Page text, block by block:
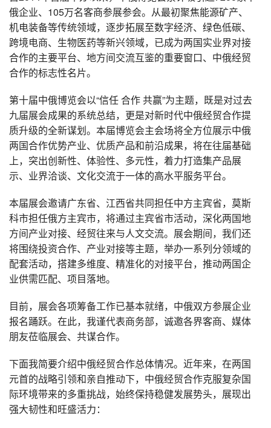
俄企业、105万名客商参展参会。从最初聚焦能源矿产、
机电装备等传统领域，逐步拓展至数字经济、绿色低碳、
跨境电商、生物医药等新兴领域，已成为两国实业界对接
合作的主要平台、地方间交流互鉴的重要窗口、中俄经贸
合作的标志性名片。
第十届中俄博览会以“信任 合作 共赢”为主题，既是对过去
九届展会成果的系统总结，更是对新时代中俄经贸合作提
质升级的全新谋划。本届博览会主会场将全方位展示中俄
两国合作优势产业、优质产品和前沿成果，将在往届基础
上，突出创新性、体验性、多元性，着力打造集产品展
示、业界洽谈、文化交流于一体的高水平服务平台。
本届展会邀请广东省、江西省共同担任中方主宾省，莫斯
科市担任俄方主宾市，将通过主宾省市活动，深化两国地
方间产业对接、经贸往来与人文交流。展会期间，我们还
将围绕投资合作、产业对接等主题，举办一系列分领域的
配套活动，搭建多维度、精准化的对接平台，推动两国企
业供需匹配、项目落地。
目前，展会各项筹备工作已基本就绪，中俄双方参展企业
报名踊跃。在此，我谨代表商务部，诚邀各界客商、媒体
朋友莅临展会、共谋合作。
下面我简要介绍中俄经贸合作总体情况。近年来，在两国
元首的战略引领和亲自推动下，中俄经贸合作克服复杂国
际环境带来的多重挑战，始终保持稳健发展势头，展现出
强大韧性和旺盛活力：